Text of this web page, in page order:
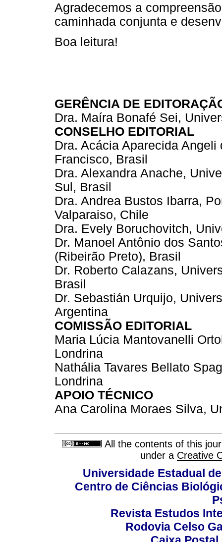
Agradecemos a
caminhada conjunta e
Boa leitura!
GERÊNCIA DE
Dra. Maíra Bonafé Sei,
CONSELHO EDITORIAL
Dra. Acácia Aparecida
Francisco, Brasil
Dra. Alexandra Anache,
Sul, Brasil
Dra. Andrea Bustos Ibarra,
Valparaiso, Chile
Dra. Evely Boruchovitch,
Dr. Manoel Antônio dos
(Ribeirão Preto), Brasil
Dr. Roberto Calazans,
Brasil
Dr. Sebastián Urquijo,
Argentina
COMISSÃO EDITORIAL
Maria Lúcia Mantovanelli
Londrina
Nathália Tavares Bellato
Londrina
APOIO TÉCNICO
Ana Carolina Moraes Silva,
All the contents of this
under a Creative
Universidade Estadual
Centro de Ciências
Revista Estudos
Rodovia Celso